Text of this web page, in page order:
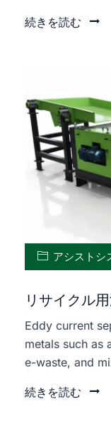
続きを読む
アシストシ
リサイクル
Eddy current
metals such as
e-waste, and
続きを読む